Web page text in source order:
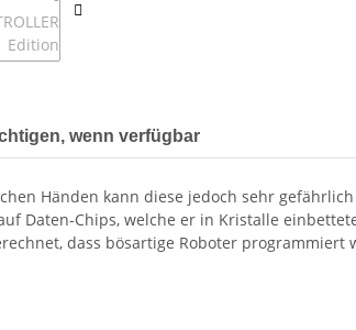
wenn verfügbar
Händen kann diese jedoch sehr
Daten-Chips, welche er in Kristalle
dass bösartige Roboter programmiert